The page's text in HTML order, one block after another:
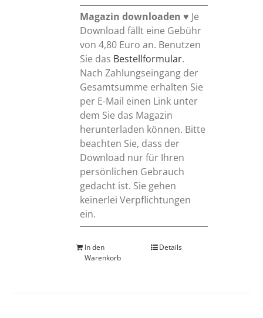
Magazin downloaden ♥ Je
Download fällt eine Gebühr
von 4,80 Euro an. Benutzen
Sie das Bestellformular.
Nach Zahlungseingang der
Gesamtsumme erhalten Sie
per E-Mail einen Link unter
dem Sie das Magazin
herunterladen können. Bitte
beachten Sie, dass der
Download nur für Ihren
persönlichen Gebrauch
gedacht ist. Sie gehen
keinerlei Verpflichtungen
ein.
In den
Warenkorb
Details